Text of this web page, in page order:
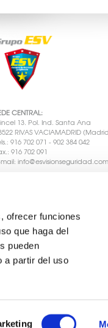
ofrecer funciones
que haga del
pueden
a partir del uso
CENTRAL:
13. Pol. Ind. Santa Ana
RIVAS VACIAMADRID
916 702 071 - 902 384 042
916 702 091
mail: info@esvisionseguridad.com
DE SERVICIOS Y VIGILANCIA
por la D.G.S.E. nº 1762
autorizada por la D.G.P. nº 1484